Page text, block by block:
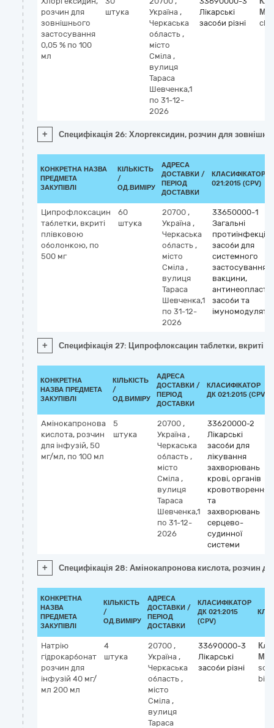
розчин для
зовнішнього
застосування
0,05 % по 100
мл
штука
Україна ,
Черкаська
область ,
місто
Сміла ,
вулиця
Тараса
Шевченка,1
по 31-12-
2026
Лікарські
засоби різні
+ Специфікація 26: Хлоргексидин, розчин для
КОНКРЕТНА НАЗВА
ПРЕДМЕТА
ЗАКУПІВЛІ
КІЛЬКІСТЬ
/
ОД.ВИМІРУ
АДРЕСА
ДОСТАВКИ /
ПЕРІОД
ДОСТАВКИ
КЛАСИФІКАТОР
021:2015 (CPV)
Ципрофлоксацин
таблетки, вкриті
плівковою
оболонкою, по
500 мг
60
штука
20700 ,
Україна ,
Черкаська
область ,
місто
Сміла ,
вулиця
Тараса
Шевченка,1
по 31-12-
2026
33650000-1
Загальні
засоби для
системного
застосування,
вакцини,
засоби та
+ Специфікація 27: Ципрофлоксацин таблетки, вкриті
КОНКРЕТНА
НАЗВА ПРЕДМЕТА
ЗАКУПІВЛІ
КІЛЬКІСТЬ
/
ОД.ВИМІРУ
АДРЕСА
ДОСТАВКИ /
ПЕРІОД
ДОСТАВКИ
КЛАСИФІКАТОР
ДК 021:2015 (CPV)
Амінокапронова
кислота, розчин
для інфузій, 50
мг/мл, по 100 мл
5
штука
20700 ,
Україна ,
Черкаська
область ,
місто
Сміла ,
вулиця
Тараса
Шевченка,1
по 31-12-
2026
33620000-2
Лікарські
засоби для
лікування
захворювань
крові, органів
кровотворення
та
захворювань
серцево-
судинної
системи
+ Специфікація 28: Амінокапронова кислота, розчин
КОНКРЕТНА
НАЗВА
ПРЕДМЕТА
ЗАКУПІВЛІ
КІЛЬКІСТЬ
/
ОД.ВИМІРУ
АДРЕСА
ДОСТАВКИ /
ПЕРІОД
ДОСТАВКИ
КЛАСИФІКАТОР
ДК 021:2015
(CPV)
Натрію
гідрокарбонат
розчин для
інфузій 40 мг/
мл 200 мл
4
штука
20700 ,
Україна ,
Черкаська
область ,
місто
Сміла ,
вулиця
Тараса
33690000-3
Лікарські
засоби різні